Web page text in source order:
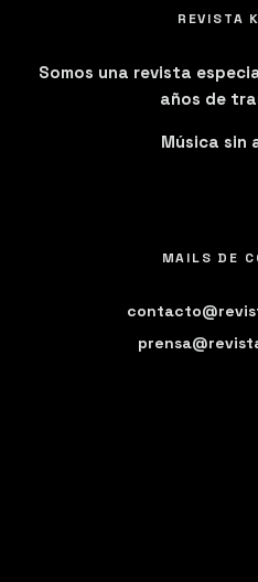
REVISTA
Somos una revista
años de
Música sin
MAILS DE